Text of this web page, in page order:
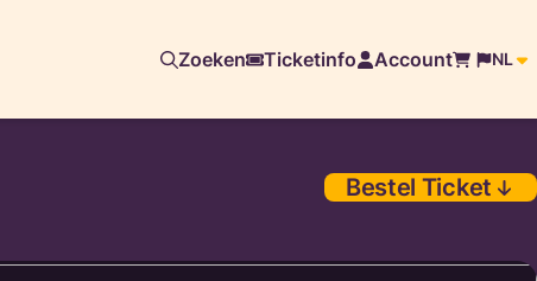
Zoeken Ticketinfo Account NL
Bestel Ticket